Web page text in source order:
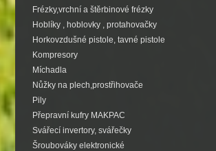
Frézky,vrchní a štěrbinové frézky
Hoblíky , hoblovky , protahovačky
Horkovzdušné pistole, tavné pistole
Kompresory
Míchadla
Nůžky na plech,prostřihovače
Pily
Přepravní kufry MAKPAC
Svářecí invertory, svářečky
Šroubováky elektronické